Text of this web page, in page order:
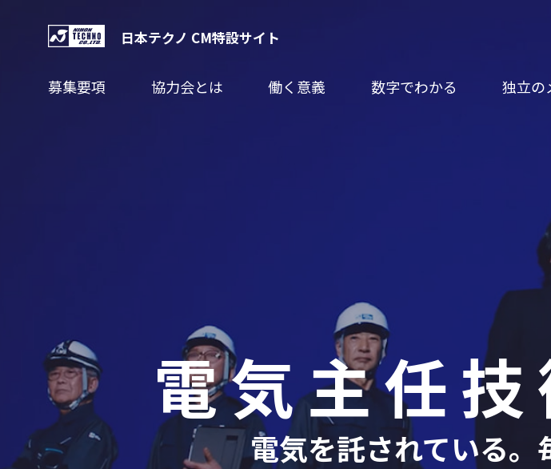
日本テクノ CM特設サイト
募集要項 協力会とは 働く意義 数字でわかる 独立の
電気主任
電気を託されている。